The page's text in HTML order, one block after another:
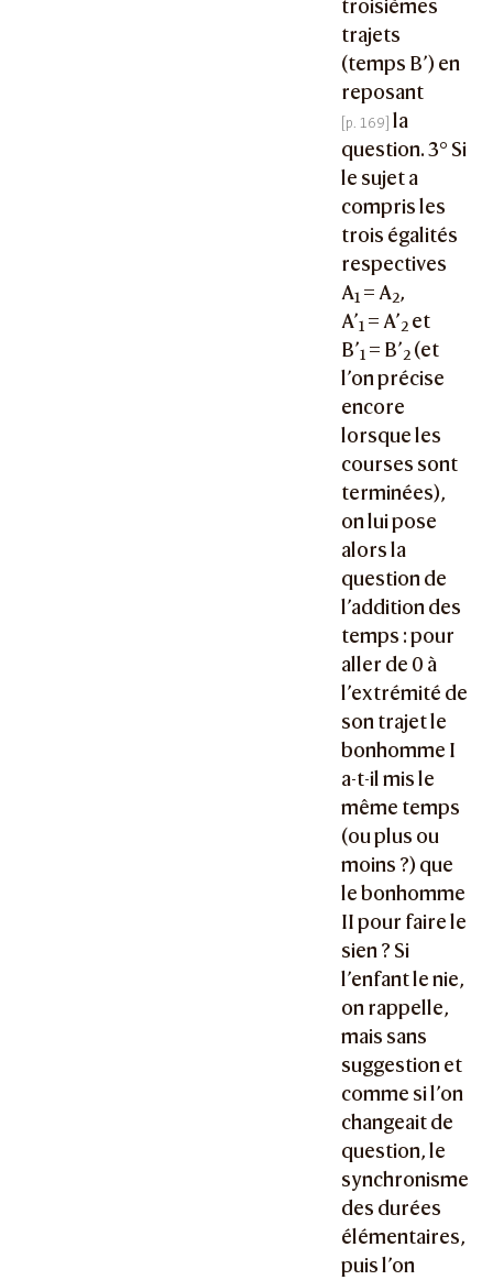
troisièmes
trajets
(temps B’) en
reposant
la
question. 3° Si
le sujet a
compris les
trois égalités
respectives
A1 = A2,
A’1 = A’2 et
B’1 = B’2 (et
l’on précise
encore
lorsque les
courses sont
terminées),
on lui pose
alors la
question de
l’addition des
temps : pour
aller de 0 à
l’extrémité de
son trajet le
bonhomme I
a-t-il mis le
même temps
(ou plus ou
moins ?) que
le bonhomme
II pour faire le
sien ? Si
l’enfant le nie,
on rappelle,
mais sans
suggestion et
comme si l’on
changeait de
question, le
synchronisme
des durées
élémentaires,
puis l’on